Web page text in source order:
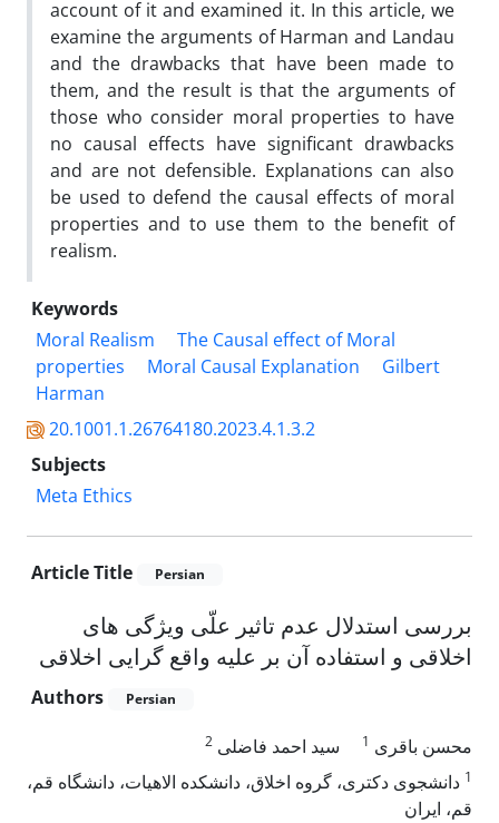
account of it and examined it. In this article, we
examine the arguments of Harman and Landau
and the drawbacks that have been made to
them, and the result is that the arguments of
those who consider moral properties to have
no causal effects have significant drawbacks
and are not defensible. Explanations can also
be used to defend the causal effects of moral
properties and to use them to the benefit of
realism.
Keywords
Moral Realism
The Causal effect of Moral
properties
Moral Causal Explanation
Gilbert
Harman
20.1001.1.26764180.2023.4.1.3.2
Subjects
Meta Ethics
Article Title Persian
بررسی استدلال عدم تاثیر علّی ویژگی های
اخلاقی و استفاده آن بر علیه واقع گرایی اخلاقی
Authors Persian
محسن باقری 1 سید احمد فاضلی 2
1 دانشجوی دکتری، گروه اخلاق، دانشکده الاهیات، دانشگاه قم،
قم، ایران